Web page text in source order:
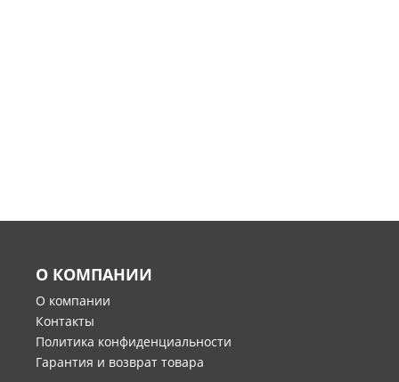
О КОМПАНИИ
О компании
Контакты
Политика конфиденциальности
Гарантия и возврат товара